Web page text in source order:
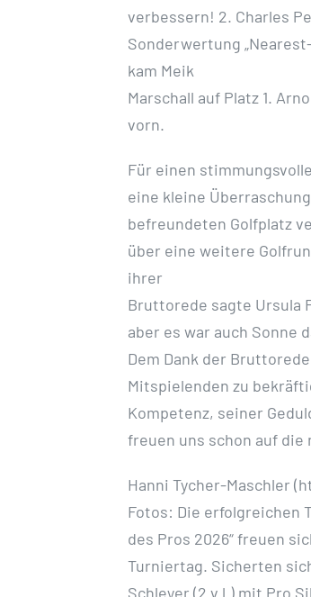
verbessern! 2. Charles
Sonderwertung
kam Meik
Marschall auf Platz 1.
vorn.
Für einen
eine kleine
befreundeten Golfplatz
über eine weitere
ihrer
Bruttorede sagte Ursula
aber es war auch Sonne
Dem Dank der
Mitspielenden zu
Kompetenz, seiner
freuen uns schon auf die
Hanni Tycher-Maschler
Fotos: Die erfolgreichen
des Pros 2026“ freuen
Turniertag. Sicherten
Schleyer (2.v.l.) mit Pro